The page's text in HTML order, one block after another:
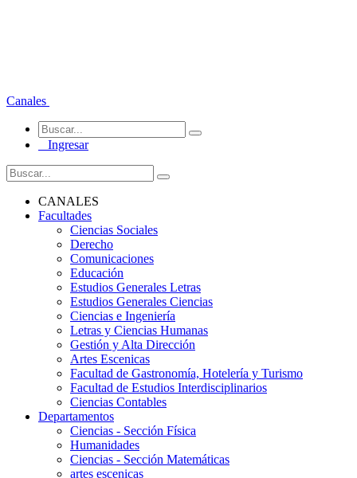
Canales
Ingresar
CANALES
Facultades
Ciencias Sociales
Derecho
Comunicaciones
Educación
Estudios Generales Letras
Estudios Generales Ciencias
Ciencias e Ingeniería
Letras y Ciencias Humanas
Gestión y Alta Dirección
Artes Escenicas
Facultad de Gastronomía, Hotelería y Turismo
Facultad de Estudios Interdisciplinarios
Ciencias Contables
Departamentos
Ciencias - Sección Física
Humanidades
Ciencias - Sección Matemáticas
artes escenicas